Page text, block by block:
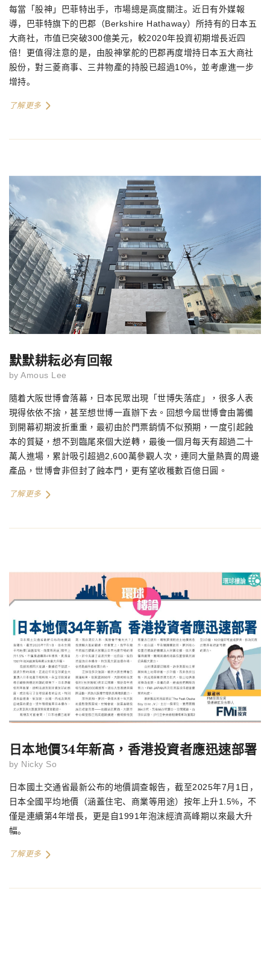
每當「股神」巴菲特出手，市場總是高度關注。近日有外媒報
導，巴菲特旗下的巴郡（Berkshire Hathaway）所持有的日本五
大商社，市值已突破300億美元，較2020年投資初期增長近四
倍！更值得注意的是，由股神掌舵的巴郡再度增持日本五大商社
股份，對三菱商事、三井物產的持股已超過10%，並考慮進一步
增持。
了解更多
默默耕耘必有回報
by Amous Lee
隨着大阪世博會落幕，日本民眾出現「世博失落症」，很多人表
現得依依不捨，甚至想世博一直辦下去。回想今屆世博會由籌備
到開幕初期波折重重，最初由於門票銷情不似預期，一度引起蝕
本的質疑，想不到 臨尾來個大逆轉，最後一個月每天有超過二十
萬人進場，累計吸引超過2,600萬參觀人次，連同大量熱賣的周邊
產品，世博會非但封了蝕本門，更有望收穫數百億日圓。
了解更多
日本地價34年新高，香港投資者應迅速部署
by Nicky So
日本國土交通省最新公布的地價調查報告，截至2025年7月 1 日，
日本全國平均地價（涵蓋住宅、商業等用途）按年上升1.5%，不
僅是連續第4年增長，更是自1991年泡沫經濟高峰期以來最大升
幅。
了解更多